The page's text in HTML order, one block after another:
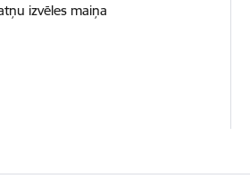
izvēles maiņa